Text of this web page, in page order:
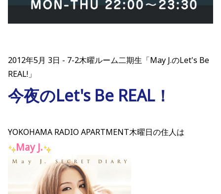
2012年5月 3日
7-2木曜ルーム二期生「May J.のLet's Be
REAL!」
今夜のLet's Be REAL！
YOKOHAMA RADIO APARTMENT木曜日の住人は
May J.